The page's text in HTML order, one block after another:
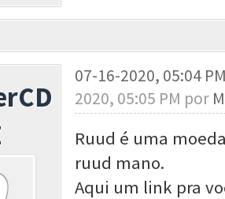
07-16-2020, 05:04
2020, 05:05 PM por
Ruud é uma
ruud mano.
Aqui um link pra